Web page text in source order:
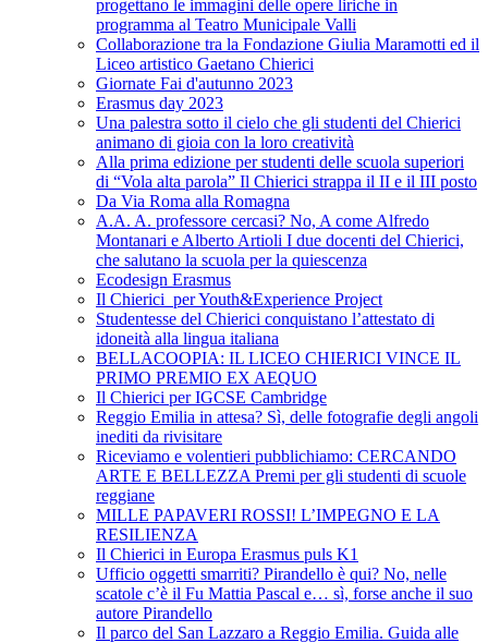
progettano le immagini delle opere liriche in
programma al Teatro Municipale Valli
Collaborazione tra la Fondazione Giulia Maramotti ed il
Liceo artistico Gaetano Chierici
Giornate Fai d'autunno 2023
Erasmus day 2023
Una palestra sotto il cielo che gli studenti del Chierici
animano di gioia con la loro creatività
Alla prima edizione per studenti delle scuola superiori
di “Vola alta parola” Il Chierici strappa il II e il III posto
Da Via Roma alla Romagna
A.A. A. professore cercasi? No, A come Alfredo
Montanari e Alberto Artioli I due docenti del Chierici,
che salutano la scuola per la quiescenza
Ecodesign Erasmus
Il Chierici per Youth&Experience Project
Studentesse del Chierici conquistano l’attestato di
idoneità alla lingua italiana
BELLACOOPIA: IL LICEO CHIERICI VINCE IL
PRIMO PREMIO EX AEQUO
Il Chierici per IGCSE Cambridge
Reggio Emilia in attesa? Sì, delle fotografie degli angoli
inediti da rivisitare
Riceviamo e volentieri pubblichiamo: CERCANDO
ARTE E BELLEZZA Premi per gli studenti di scuole
reggiane
MILLE PAPAVERI ROSSI! L’IMPEGNO E LA
RESILIENZA
Il Chierici in Europa Erasmus puls K1
Ufficio oggetti smarriti? Pirandello è qui? No, nelle
scatole c’è il Fu Mattia Pascal e… sì, forse anche il suo
autore Pirandello
Il parco del San Lazzaro a Reggio Emilia. Guida alle